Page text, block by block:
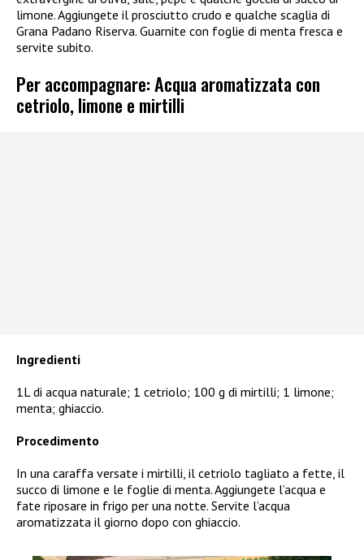
limone. Aggiungete il prosciutto crudo e qualche scaglia di
Grana Padano Riserva. Guarnite con foglie di menta fresca e
servite subito.
Per accompagnare: Acqua aromatizzata con
cetriolo, limone e mirtilli
Ingredienti
1L di acqua naturale; 1 cetriolo; 100 g di mirtilli; 1 limone;
menta; ghiaccio.
Procedimento
In una caraffa versate i mirtilli, il cetriolo tagliato a fette, il
succo di limone e le foglie di menta. Aggiungete l’acqua e
fate riposare in frigo per una notte. Servite l’acqua
aromatizzata il giorno dopo con ghiaccio.